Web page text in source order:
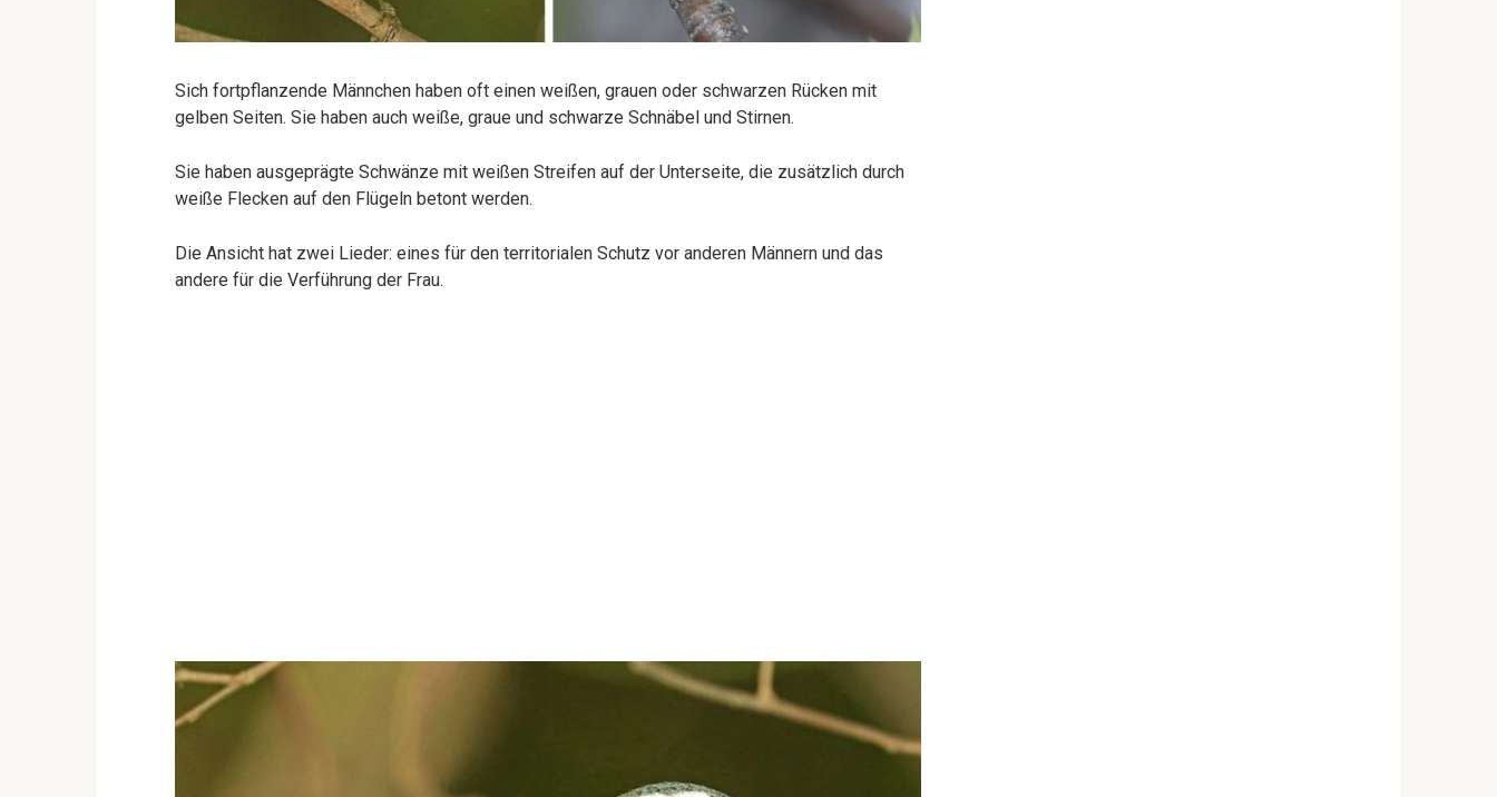
Sich fortpflanzende Männchen haben oft einen weißen, grauen oder schwarzen Rücken mit
gelben Seiten. Sie haben auch weiße, graue und schwarze Schnäbel und Stirnen.
Sie haben ausgeprägte Schwänze mit weißen Streifen auf der Unterseite, die zusätzlich durch
weiße Flecken auf den Flügeln betont werden.
Die Ansicht hat zwei Lieder: eines für den territorialen Schutz vor anderen Männern und das
andere für die Verführung der Frau.